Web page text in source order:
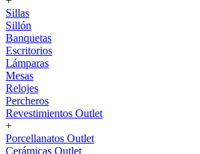
Sillas
Sillón
Banquetas
Escritorios
Lámparas
Mesas
Relojes
Percheros
Revestimientos Outlet
+
Porcellanatos Outlet
Cerámicas Outlet